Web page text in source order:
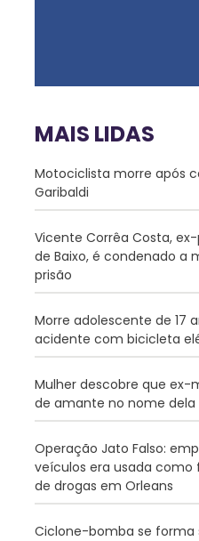
MAIS LIDAS
Motociclista morre após
Garibaldi
Vicente Corrêa Costa,
de Baixo, é condenado a
prisão
Morre adolescente de 17
acidente com bicicleta
Mulher descobre que ex-
de amante no nome dela
Operação Jato Falso:
veículos era usada como
de drogas em Orleans
Ciclone-bomba se forma